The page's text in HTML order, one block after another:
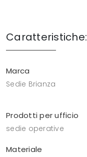
Caratteristiche:
Marca
Sedie Brianza
Prodotti per ufficio
sedie operative
Materiale